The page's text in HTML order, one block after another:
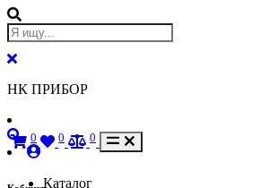
НК ПРИБОР
0 0 0
Каталог